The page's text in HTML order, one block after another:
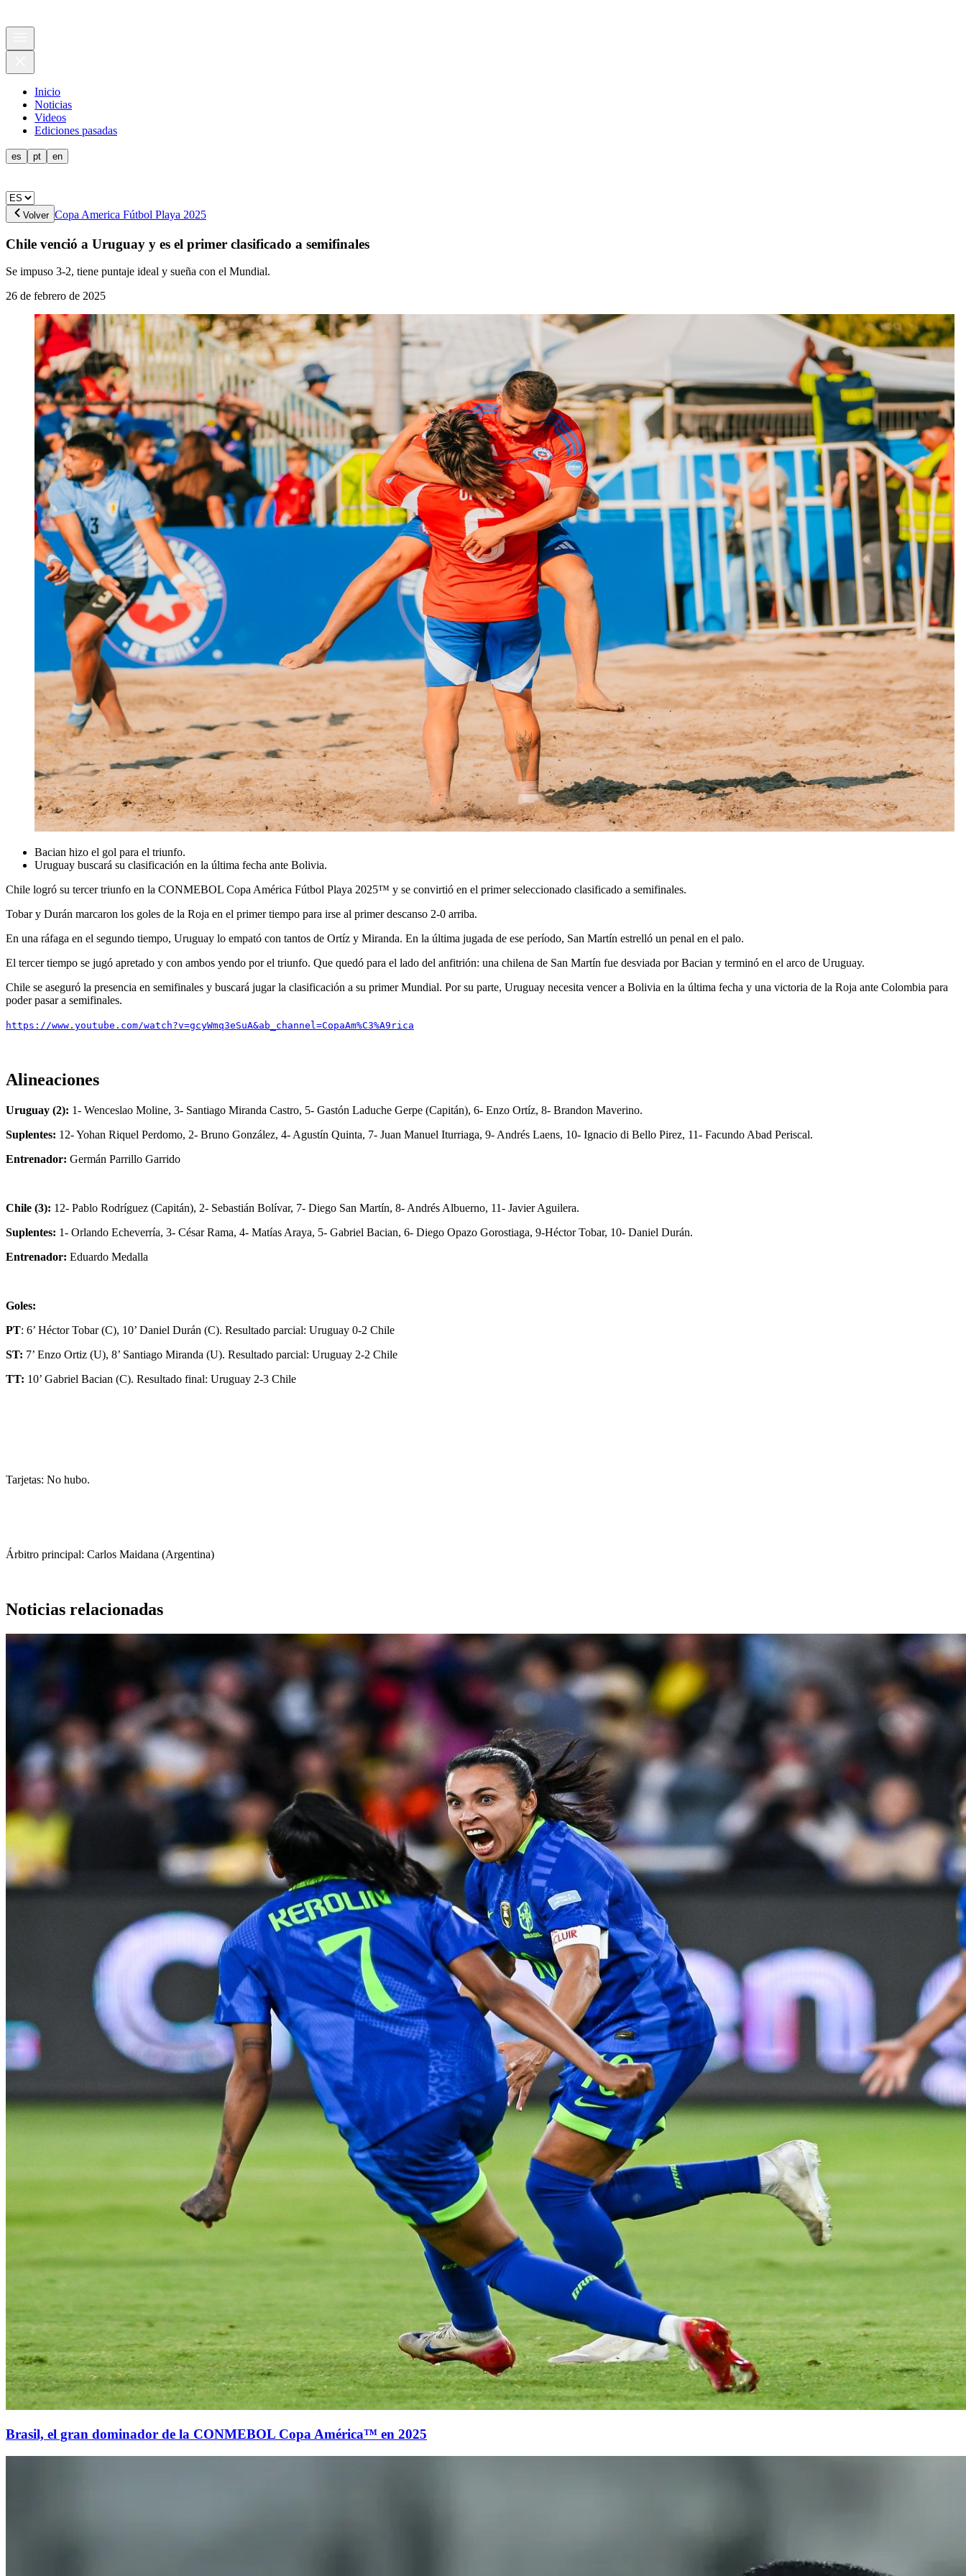
Inicio
Noticias
Videos
Ediciones pasadas
es pt en
Volver Copa America Fútbol Playa 2025
Chile venció a Uruguay y es el primer clasificado a semifinales
Se impuso 3-2, tiene puntaje ideal y sueña con el Mundial.
26 de febrero de 2025
Bacian hizo el gol para el triunfo.
Uruguay buscará su clasificación en la última fecha ante Bolivia.
Chile logró su tercer triunfo en la CONMEBOL Copa América Fútbol Playa 2025™ y se convirtió en el primer seleccionado clasificado a semifinales.
Tobar y Durán marcaron los goles de la Roja en el primer tiempo para irse al primer descanso 2-0 arriba.
En una ráfaga en el segundo tiempo, Uruguay lo empató con tantos de Ortíz y Miranda. En la última jugada de ese período, San Martín estrelló un penal en el palo.
El tercer tiempo se jugó apretado y con ambos yendo por el triunfo. Que quedó para el lado del anfitrión: una chilena de San Martín fue desviada por Bacian y terminó en el arco de Uruguay.
Chile se aseguró la presencia en semifinales y buscará jugar la clasificación a su primer Mundial. Por su parte, Uruguay necesita vencer a Bolivia en la última fecha y una victoria de la Roja ante Colombia para
poder pasar a semifinales.
https://www.youtube.com/watch?v=gcyWmq3eSuA&ab_channel=CopaAm%C3%A9rica
Alineaciones
Uruguay (2): 1- Wenceslao Moline, 3- Santiago Miranda Castro, 5- Gastón Laduche Gerpe (Capitán), 6- Enzo Ortíz, 8- Brandon Maverino.
Suplentes: 12- Yohan Riquel Perdomo, 2- Bruno González, 4- Agustín Quinta, 7- Juan Manuel Iturriaga, 9- Andrés Laens, 10- Ignacio di Bello Pirez, 11- Facundo Abad Periscal.
Entrenador: Germán Parrillo Garrido
Chile (3): 12- Pablo Rodríguez (Capitán), 2- Sebastián Bolívar, 7- Diego San Martín, 8- Andrés Albuerno, 11- Javier Aguilera.
Suplentes: 1- Orlando Echeverría, 3- César Rama, 4- Matías Araya, 5- Gabriel Bacian, 6- Diego Opazo Gorostiaga, 9-Héctor Tobar, 10- Daniel Durán.
Entrenador: Eduardo Medalla
Goles:
PT: 6’ Héctor Tobar (C), 10’ Daniel Durán (C). Resultado parcial: Uruguay 0-2 Chile
ST: 7’ Enzo Ortiz (U), 8’ Santiago Miranda (U). Resultado parcial: Uruguay 2-2 Chile
TT: 10’ Gabriel Bacian (C). Resultado final: Uruguay 2-3 Chile
Tarjetas: No hubo.
Árbitro principal: Carlos Maidana (Argentina)
Noticias relacionadas
Brasil, el gran dominador de la CONMEBOL Copa América™ en 2025